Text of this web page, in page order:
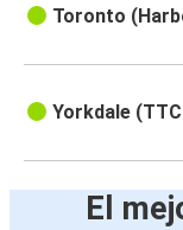
Toronto
Yorkdale
El